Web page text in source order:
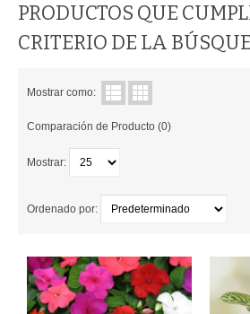
ROTOMOLDEADAS
PLASTICAS
CONTROL DE PLAGAS
CONTACTANOS
PRODUCTOS QUE
CRITERIO DE LA
Mostrar como:
Comparación de Producto (0)
Mostrar:
Ordenado por: